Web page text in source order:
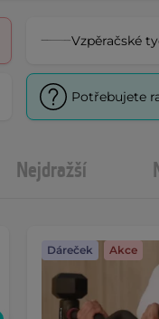
Vzpěračské
Potřebujete
Nejdražší
Dáreček Akce